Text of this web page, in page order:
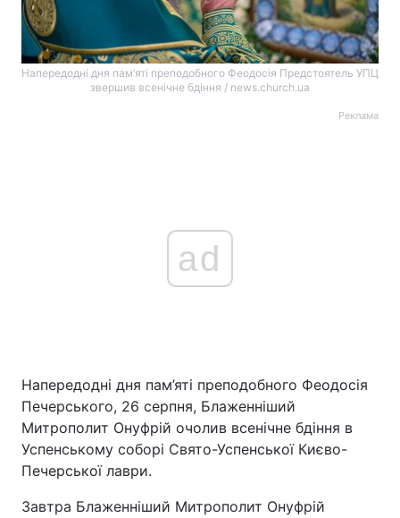
Напередодні дня пам’яті преподобного Феодосія Предстоятель УПЦ
звершив всенічне бдіння / news.church.ua
Реклама
ad
Напередодні дня пам’яті преподобного Феодосія
Печерського, 26 серпня, Блаженніший
Митрополит Онуфрій очолив всенічне бдіння в
Успенському соборі Свято-Успенської Києво-
Печерської лаври.
Завтра Блаженніший Митрополит Онуфрій